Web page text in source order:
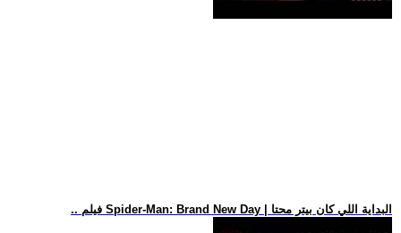
.. فيلم Spider-Man: Brand New Day | البداية اللي كان بيتر محتا